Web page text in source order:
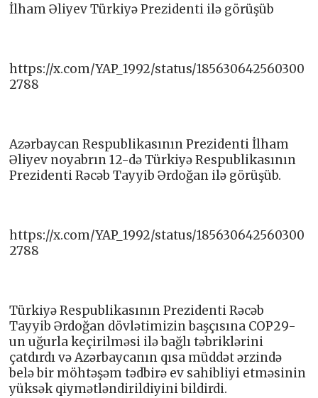
İlham Əliyev Türkiyə Prezidenti ilə görüşüb
https://x.com/YAP_1992/status/185630642560300
2788
Azərbaycan Respublikasının Prezidenti İlham
Əliyev noyabrın 12-də Türkiyə Respublikasının
Prezidenti Rəcəb Tayyib Ərdoğan ilə görüşüb.
https://x.com/YAP_1992/status/185630642560300
2788
Türkiyə Respublikasının Prezidenti Rəcəb
Tayyib Ərdoğan dövlətimizin başçısına COP29-
un uğurla keçirilməsi ilə bağlı təbriklərini
çatdırdı və Azərbaycanın qısa müddət ərzində
belə bir möhtəşəm tədbirə ev sahibliyi etməsinin
yüksək qiymətləndirildiyini bildirdi.